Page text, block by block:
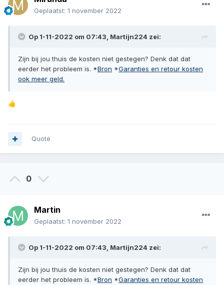
Geplaatst: 1 november 2022
Op 1-11-2022 om 07:43, Martijn224 zei:
Zijn bij jou thuis de kosten niet gestegen? Denk dat dat
eerder het probleem is. *Bron *Garanties en retour kosten
ook meer geld.
👍
Quote
0
Martin
Geplaatst: 1 november 2022
Op 1-11-2022 om 07:43, Martijn224 zei:
Zijn bij jou thuis de kosten niet gestegen? Denk dat dat
eerder het probleem is. *Bron *Garanties en retour kosten